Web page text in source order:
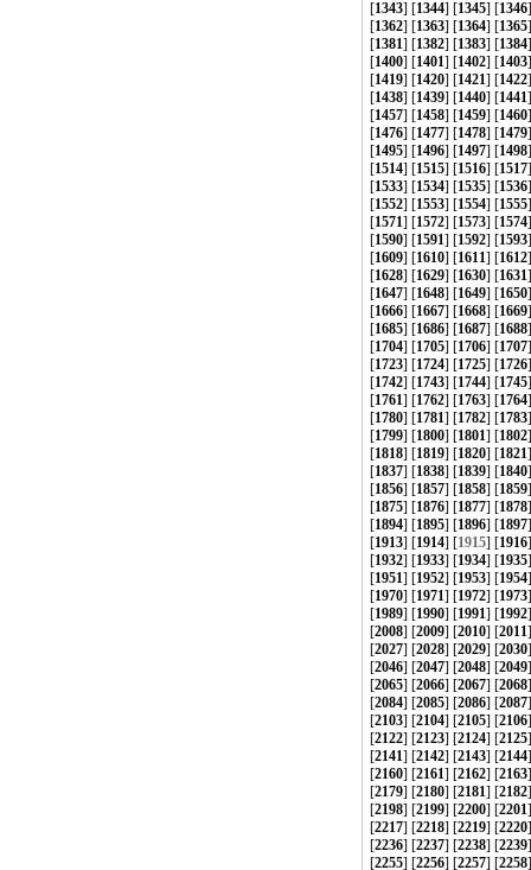
[1343] [1344] [1345] [1346
[1362] [1363] [1364] [1365
[1381] [1382] [1383] [1384
[1400] [1401] [1402] [1403
[1419] [1420] [1421] [1422
[1438] [1439] [1440] [1441
[1457] [1458] [1459] [1460
[1476] [1477] [1478] [1479
[1495] [1496] [1497] [1498
[1514] [1515] [1516] [1517
[1533] [1534] [1535] [1536
[1552] [1553] [1554] [1555
[1571] [1572] [1573] [1574
[1590] [1591] [1592] [1593
[1609] [1610] [1611] [1612
[1628] [1629] [1630] [1631
[1647] [1648] [1649] [1650
[1666] [1667] [1668] [1669
[1685] [1686] [1687] [1688
[1704] [1705] [1706] [1707
[1723] [1724] [1725] [1726
[1742] [1743] [1744] [1745
[1761] [1762] [1763] [1764
[1780] [1781] [1782] [1783
[1799] [1800] [1801] [1802
[1818] [1819] [1820] [1821
[1837] [1838] [1839] [1840
[1856] [1857] [1858] [1859
[1875] [1876] [1877] [1878
[1894] [1895] [1896] [1897
[1913] [1914] [1915] [1916
[1932] [1933] [1934] [1935
[1951] [1952] [1953] [1954
[1970] [1971] [1972] [1973
[1989] [1990] [1991] [1992
[2008] [2009] [2010] [2011
[2027] [2028] [2029] [2030
[2046] [2047] [2048] [2049
[2065] [2066] [2067] [2068
[2084] [2085] [2086] [2087
[2103] [2104] [2105] [2106
[2122] [2123] [2124] [2125
[2141] [2142] [2143] [2144
[2160] [2161] [2162] [2163
[2179] [2180] [2181] [2182
[2198] [2199] [2200] [2201
[2217] [2218] [2219] [2220
[2236] [2237] [2238] [2239
[2255] [2256] [2257] [2258